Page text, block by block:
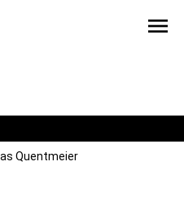
menu
Quentmeier